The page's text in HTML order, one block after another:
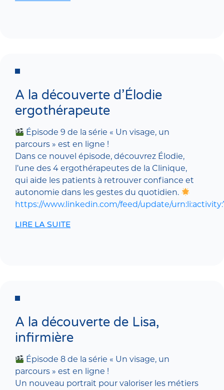
A la découverte d’Élodie
ergothérapeute
Épisode 9 de la série « Un visage, un
parcours » est en ligne !
Dans ce nouvel épisode, découvrez Élodie,
l’une des 4 ergothérapeutes de la Clinique,
qui aide les patients à retrouver confiance et
autonomie dans les gestes du quotidien.
https://www.linkedin.com/feed/update/
LIRE LA SUITE
A la découverte de Lisa,
infirmière
Épisode 8 de la série « Un visage, un
parcours » est en ligne !
Un nouveau portrait pour valoriser les métiers